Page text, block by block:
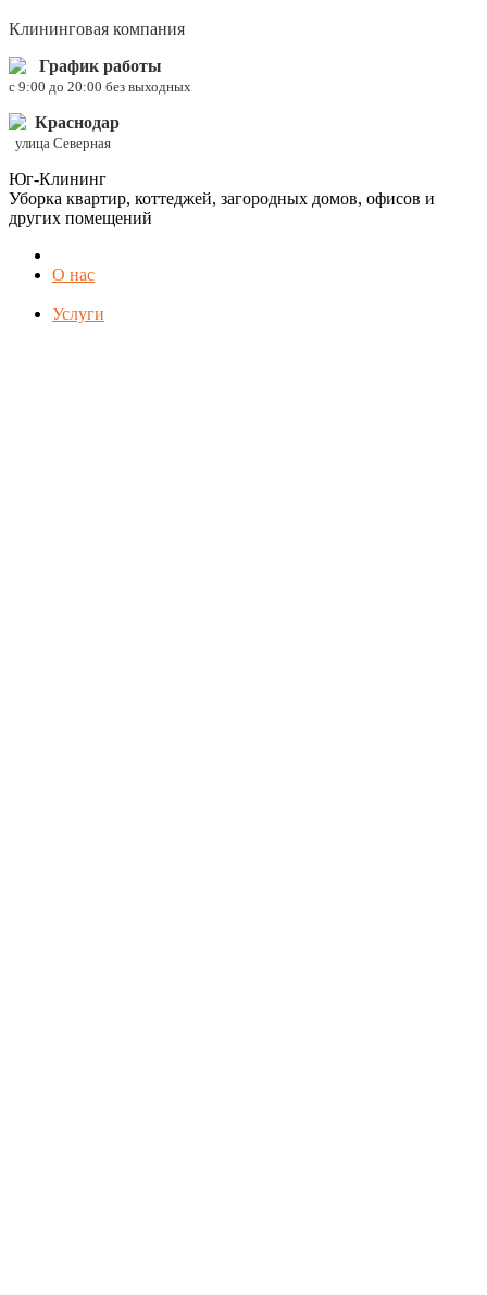
Клининговая компания
График работы
c 9:00 до 20:00 без выходных
Краснодар
улица Северная
Юг-Клининг
Уборка квартир, коттеджей, загородных домов, офисов и
других помещений
О нас
Услуги